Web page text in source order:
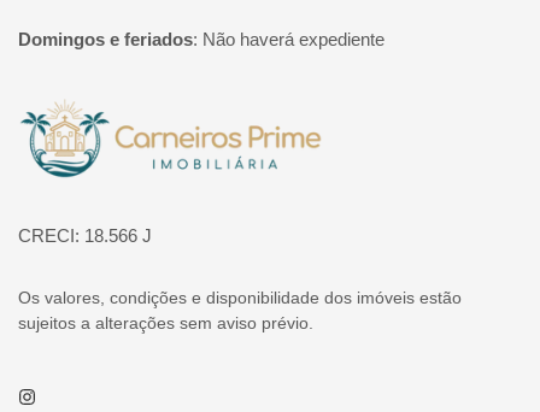
Domingos e feriados: Não haverá expediente
Página inicial
CRECI: 18.566 J
Os valores, condições e disponibilidade dos imóveis estão
sujeitos a alterações sem aviso prévio.
Instagram